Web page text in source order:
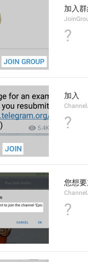
加入
?
加入
?
您想
?